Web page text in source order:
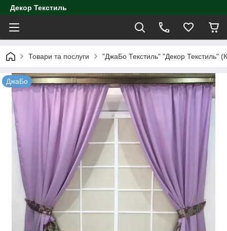
Декор Текстиль
Товари та послуги "ДжаБо Текстиль" "Декор Текстиль"
ДжаБо